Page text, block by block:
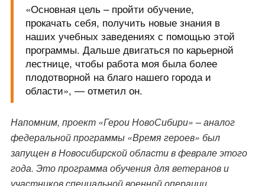
«Основная цель – пройти обучение,
прокачать себя, получить новые знания в
наших учебных заведениях с помощью этой
программы. Дальше двигаться по карьерной
лестнице, чтобы работа моя была более
плодотворной на благо нашего города и
области», — отметил он.
Напомним, проект «Герои НовоСибири» – аналог
федеральной программы «Время героев» был
запущен в Новосибирской области в феврале этого
года. Это программа обучения для ветеранов и
участников специальной военной операции,